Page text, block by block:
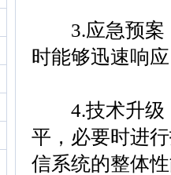
3.应急预案：
时能够迅速响
4.技术升级：
平，必要时进
信系统的整体